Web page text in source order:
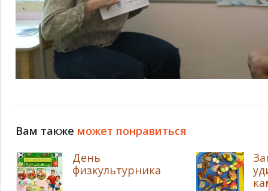
Вам также может понравиться
День
физкультурника